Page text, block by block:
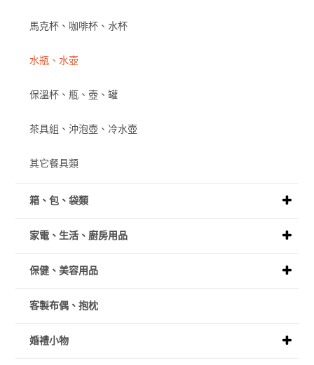
馬克杯、咖啡杯、水杯
水瓶、水壺
保溫杯、瓶、壺、罐
茶具組、沖泡壺、冷水壺
其它餐具類
箱、包、袋類
家電、生活、廚房用品
保健、美容用品
客製布偶、抱枕
婚禮小物